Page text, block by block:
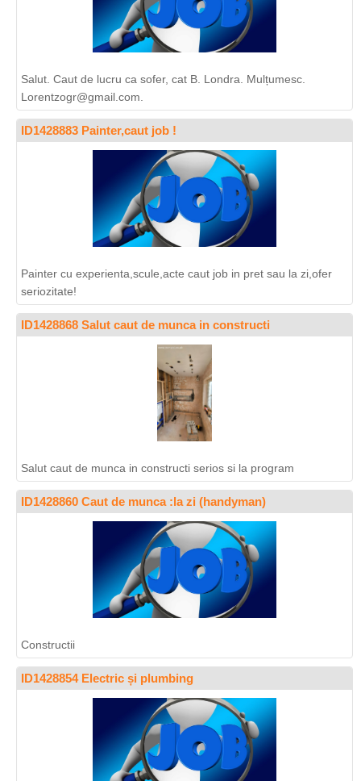
Salut. Caut de lucru ca sofer, cat B. Londra. Mulțumesc.
Lorentzogr@gmail.com
ID1428883 Painter,caut job !
Painter cu experienta,scule,acte caut job in pret sau la zi,ofer
seriozitate!
ID1428868 Salut caut de munca in constructi
Salut caut de munca in constructi serios si la program
ID1428860 Caut de munca :la zi (handyman)
Constructii
ID1428854 Electric și plumbing